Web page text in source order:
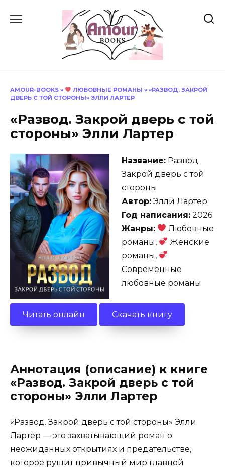
AMOUR-BOOKS » ЛЮБОВНЫЕ РОМАНЫ » «РАЗВОД. ЗАКРОЙ
ДВЕРЬ С ТОЙ СТОРОНЫ» ЭЛЛИ ЛАРТЕР
«Развод. Закрой дверь с той
стороны» Элли Лартер
Название: Развод.
Закрой дверь с той
стороны
Автор: Элли Лартер
Год написания: 2026
Жанры:
Любовные
романы,
Женские
романы,
Современные
любовные романы
Читать онлайн Скачать книгу
Аннотация (описание) к книге
«Развод. Закрой дверь с той
стороны» Элли Лартер
«Развод. Закрой дверь с той стороны» Элли
Лартер — это захватывающий роман о
неожиданных открытиях и предательстве,
которое рушит привычный мир главной